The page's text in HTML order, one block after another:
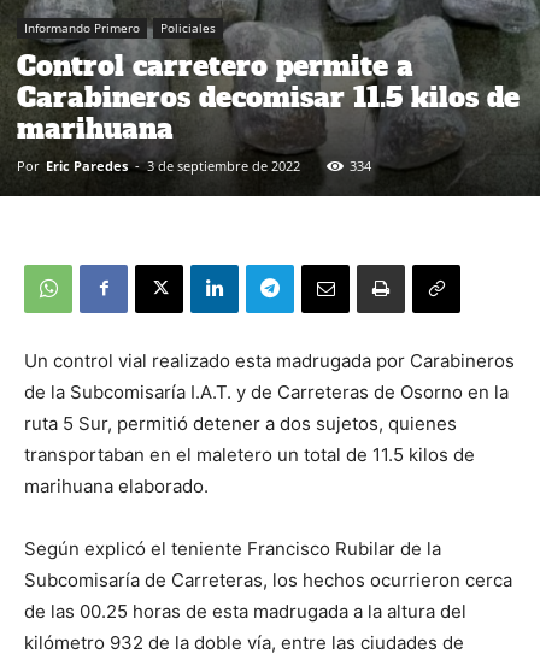
Informando Primero Policiales
Control carretero permite a
Carabineros decomisar 11.5 kilos de
marihuana
Por Eric Paredes - 3 de septiembre de 2022 334
Un control vial realizado esta madrugada por Carabineros
de la Subcomisaría I.A.T. y de Carreteras de Osorno en la
ruta 5 Sur, permitió detener a dos sujetos, quienes
transportaban en el maletero un total de 11.5 kilos de
marihuana elaborado.
Según explicó el teniente Francisco Rubilar de la
Subcomisaría de Carreteras, los hechos ocurrieron cerca
de las 00.25 horas de esta madrugada a la altura del
kilómetro 932 de la doble vía, entre las ciudades de